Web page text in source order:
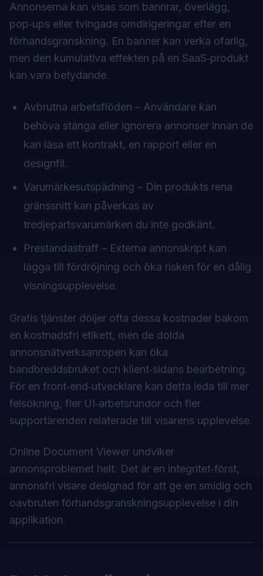
Annonserna kan visas som bannrar, överlägg,
pop‑ups eller tvingade omdirigeringar efter en
förhandsgranskning. En banner kan verka ofarlig,
men den kumulativa effekten på en SaaS‑produkt
kan vara betydande.
Avbrutna arbetsflöden – Användare kan
behöva stänga eller ignorera annonser innan de
kan läsa ett kontrakt, en rapport eller en
designfil.
Varumärkesutspädning – Din produkts rena
gränssnitt kan påverkas av
tredjepartsvarumärken du inte godkänt.
Prestandastraff – Externa annonskript kan
lägga till fördröjning och öka risken för en dålig
visningsupplevelse.
Gratis tjänster döljer ofta dessa kostnader bakom
en kostnadsfri etikett, men de dolda
annonsnätverksanropen kan öka
bandbreddsbruket och klient‑sidans bearbetning.
För en front‑end‑utvecklare kan detta leda till mer
felsökning, fler UI‑arbetsrundor och fler
supportärenden relaterade till visarens upplevelse.
Online Document Viewer undviker
annonsproblemet helt. Det är en integritet‑först,
annonsfri visare designad för att ge en smidig och
oavbruten förhandsgranskningsupplevelse i din
applikation.